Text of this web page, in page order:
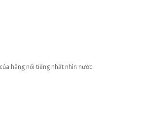
hãng nổi tiếng nhất nhìn nước